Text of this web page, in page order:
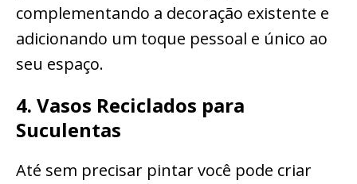
complementando a decoração existente e
adicionando um toque pessoal e único ao
seu espaço.
4. Vasos Reciclados para
Suculentas
Até sem precisar pintar você pode criar